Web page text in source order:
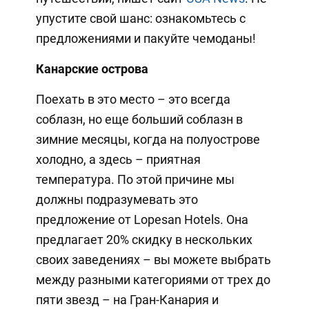
упустите свой шанс: ознакомьтесь с
предложениями и пакуйте чемоданы!
Канарские острова
Поехать в это место – это всегда
соблазн, но еще больший соблазн в
зимние месяцы, когда на полуострове
холодно, а здесь – приятная
температура. По этой причине мы
должны подразумевать это
предложение от Lopesan Hotels. Она
предлагает 20% скидку в нескольких
своих заведениях – вы можете выбрать
между разными категориями от трех до
пяти звезд – на Гран-Канария и